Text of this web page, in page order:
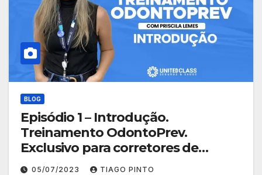
BLOG
Episódio 1 – Introdução.
Treinamento OdontoPrev.
Exclusivo para corretores de
planos de saúde.
05/07/2023 TIAGO PINTO